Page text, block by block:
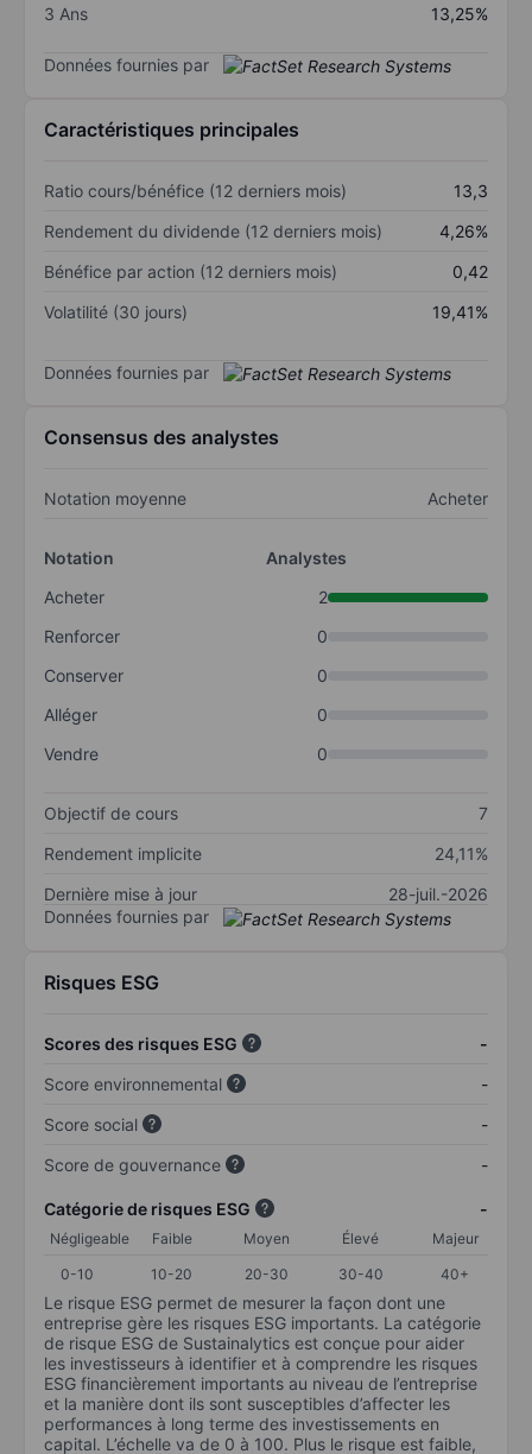
3 Ans
13,25%
Données fournies par
Caractéristiques principales
Ratio cours/bénéfice (12 derniers mois)
13,3
Rendement du dividende (12 derniers mois)
4,26%
Bénéfice par action (12 derniers mois)
0,42
Volatilité (30 jours)
19,41%
Données fournies par
Consensus des analystes
Notation moyenne Acheter
Notation
Analystes
Acheter
2
Renforcer
0
Conserver
0
Alléger
0
Vendre
0
Objectif de cours
7
Rendement implicite
24,11%
Dernière mise à jour
28-juil.-2026
Données fournies par
Risques ESG
Scores des risques ESG
-
Score environnemental
-
Score social
-
Score de gouvernance
-
Catégorie de risques ESG -
Négligeable Faible Moyen Élevé
Majeur
0-10
10-20 20-30 30-40 40+
Le risque ESG permet de mesurer la façon dont une
entreprise gère les risques ESG importants. La catégorie
de risque ESG de Sustainalytics est conçue pour aider
les investisseurs à identifier et à comprendre les risques
ESG financièrement importants au niveau de l’entreprise
et la manière dont ils sont susceptibles d’affecter les
performances à long terme des investissements en
capital. L’échelle va de 0 à 100. Plus le risque est faible,